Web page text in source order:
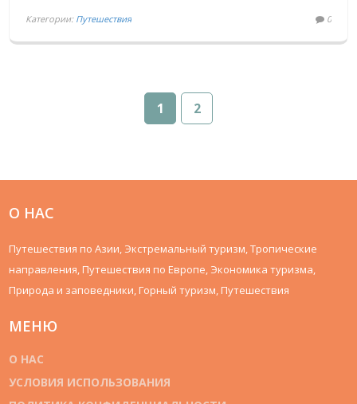
Категории: Путешествия 0
1 2
О НАС
Путешествия по Азии, Экстремальный туризм, Тропические
направления, Путешествия по Европе, Экономика туризма,
Природа и заповедники, Горный туризм, Путешествия
МЕНЮ
О НАС
УСЛОВИЯ ИСПОЛЬЗОВАНИЯ